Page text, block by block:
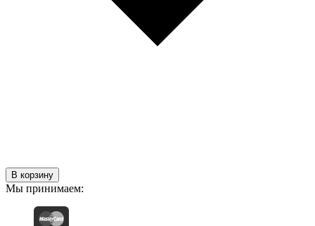
В корзину
Мы принимаем: